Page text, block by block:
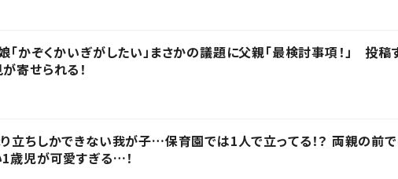
「かぞくかいぎがしたい」まさかの議題に父親「最検討事項！」 投稿
寄せられる！
立ちしかできない我が子…保育園では1人で立ってる！？ 両親の前
歳児が可愛すぎる…！